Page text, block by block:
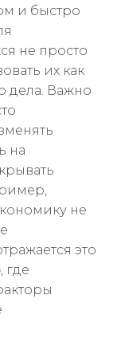
и быстро
не просто
их как
дела. Важно
на
не
это
, где